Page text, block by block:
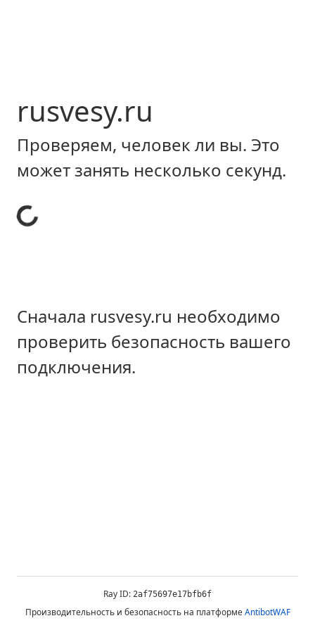
rusvesy.ru
Проверяем, человек ли вы. Это
может занять несколько секунд.
Сначала rusvesy.ru необходимо
проверить безопасность вашего
подключения.
Ray ID: 2af75697e17bfb6f
Производительность и безопасность на платформеAntibotWAF